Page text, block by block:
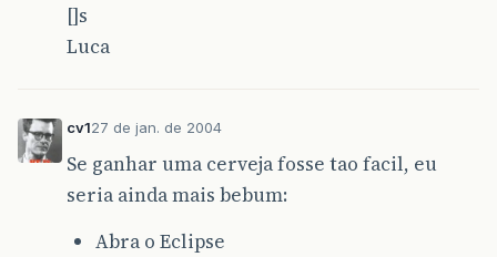
[]s
Luca
cv127 de jan. de 2004
Se ganhar uma cerveja fosse tao facil, eu
seria ainda mais bebum:
Abra o Eclipse